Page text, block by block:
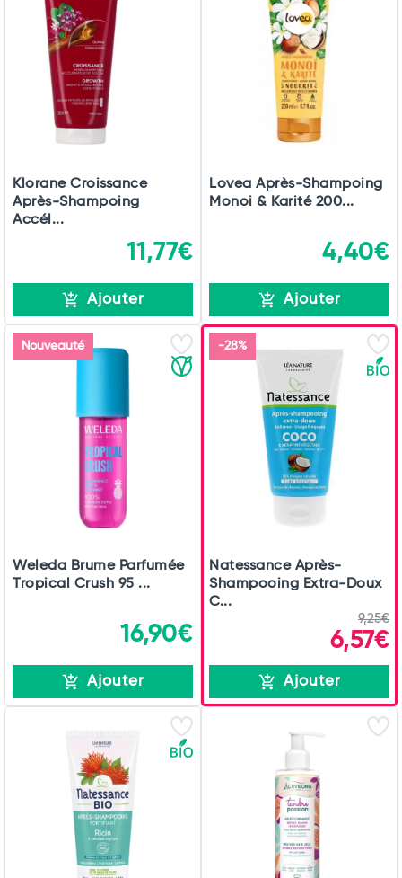
Klorane Croissance
Après-Shampoing
Accél...
11,77€
Ajouter
Lovea Après-Shampoing
Monoi & Karité 200...
4,40€
Ajouter
Nouveauté
Weleda Brume Parfumée
Tropical Crush 95 ...
16,90€
Ajouter
-28%
Natessance Après-
Shampooing Extra-Doux
C...
9,25€
6,57€
Ajouter